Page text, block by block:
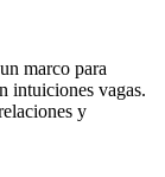
marco para
intuiciones vagas.
y